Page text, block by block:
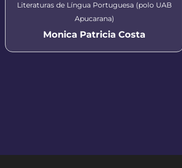
Literaturas de Língua Portuguesa (polo UAB
Apucarana)
Monica Patricia Costa